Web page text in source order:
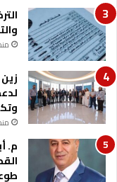
م
ع
ة
ا
ل
ق
ط
ا
منذ 4
م.